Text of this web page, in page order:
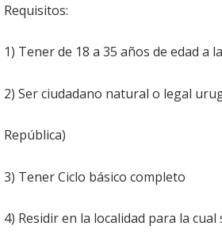
Requisitos:
1) Tener de 18 a 35 años de edad a
2) Ser ciudadano natural o legal
República)
3) Tener Ciclo básico completo
4) Residir en la localidad para la cual